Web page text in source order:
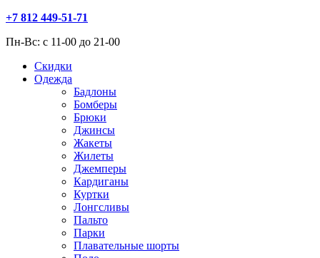
+7 812 449-51-71
Пн-Вс: с 11-00 до 21-00
Скидки
Одежда
Бадлоны
Бомберы
Брюки
Джинсы
Жакеты
Жилеты
Джемперы
Кардиганы
Куртки
Лонгсливы
Пальто
Парки
Плавательные шорты